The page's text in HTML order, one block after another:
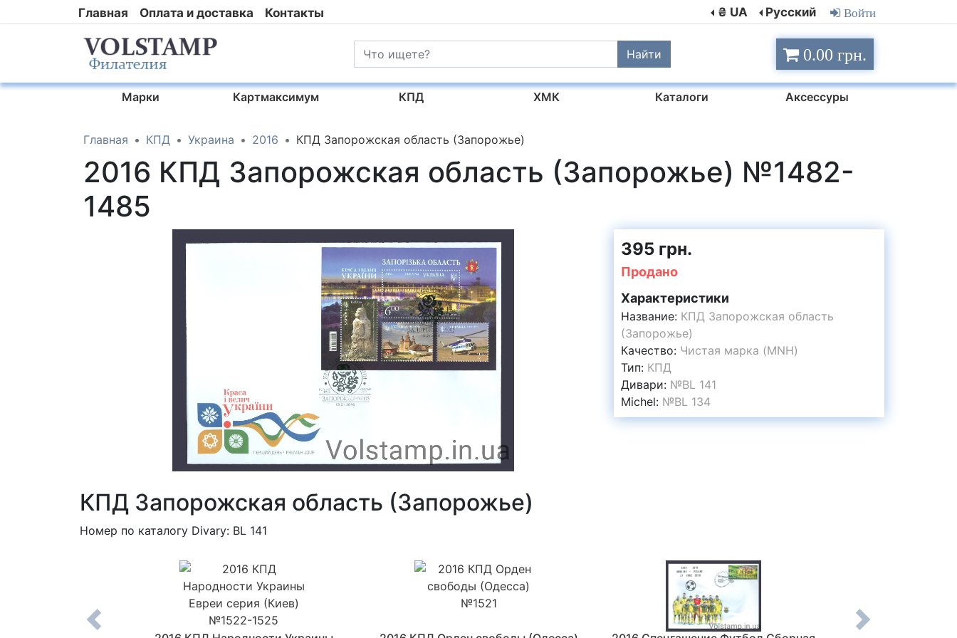
Главная Оплата и доставка Контакты ₴ UA Русский Войти
Найти 0.00 грн.
Марки Картмаксимум КПД ХМК Каталоги Аксессуры
Главная КПД Украина 2016 КПД Запорожская область (Запорожье)
2016 КПД Запорожская область (Запорожье) №1482-
1485
395 грн.
Продано
Характеристики
Название: КПД Запорожская область
(Запорожье)
Качество: Чистая марка (MNH)
Тип: КПД
Дивари: №BL 141
Michel: №BL 134
КПД Запорожская область (Запорожье)
Номер по каталогу Divary: BL 141